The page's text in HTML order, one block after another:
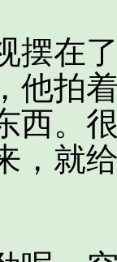
在了
他拍
西。
，就